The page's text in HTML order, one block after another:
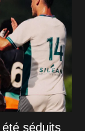
séduits